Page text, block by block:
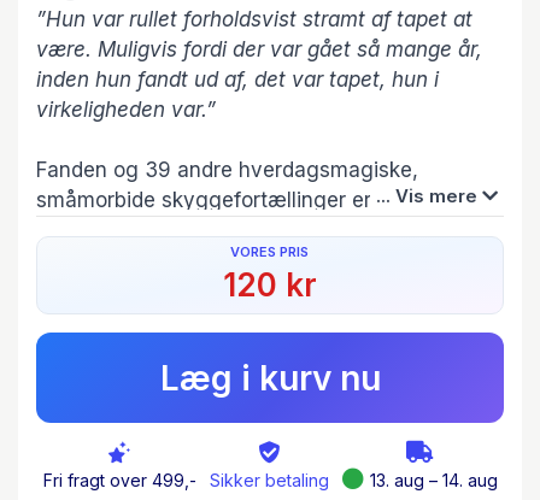
”Hun var rullet forholdsvist stramt af tapet at
være. Muligvis fordi der var gået så mange år,
inden hun fandt ud af, det var tapet, hun i
virkeligheden var.”
Fanden og 39 andre hverdagsmagiske,
småmorbide skyggefortællinger er et sprogligt
sprudlende og humoristisk tidsbillede, hvor
forfatterens litterære mikroskop sætter fokus på
menneskets skyggefulde facetter.
Læserne vil kunne genkende sig selv i
hudløsheden, gyset, latterligheden, sorgen,
vreden og selvdestruktionen.
Når hverdagen æder tiden og det allermest
... Vis mere
VORES PRIS
120 kr
Læg i kurv nu
Fri fragt over 499,- Sikker betaling 13. aug – 14. aug